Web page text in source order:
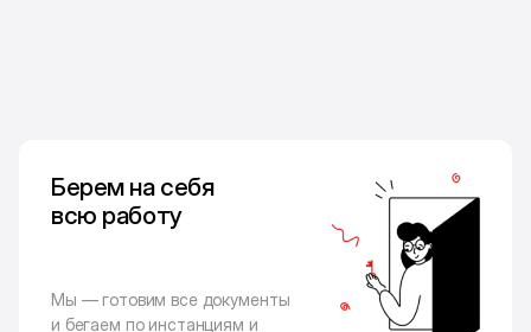
Берем на себя
всю работу
Мы — готовим все документы
и бегаем по инстанциям и